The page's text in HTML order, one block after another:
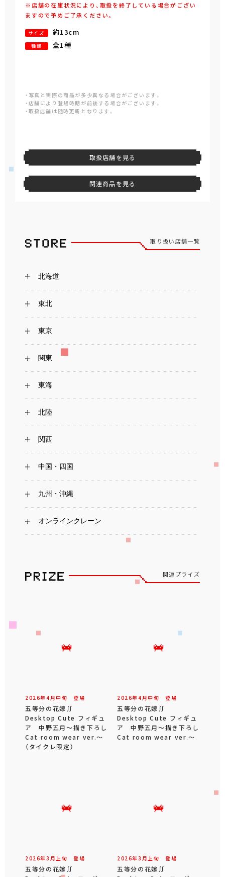
※店舗の在庫状況により、取扱を終了している場合がござい
ますので予めご了承ください。
サイズ 約13cm
種類 全1種
・写真と実際の商品が多少異なる場合がございます。
・店舗により登場時期が前後する場合がございます。
・取扱店舗は随時更新となります。
取扱店舗を見る
関連商品を見る
取り扱い店舗一覧
北海道
東北
東京
関東
東海
北陸
関西
中国・四国
九州・沖縄
オンラインクレーン
関連プライズ
2026年4 月中旬 登場
五等分の花嫁∬
Desktop Cute フィギュ
ア 中野五月～描き下ろし
Cat room wear ver.～
（タイクレ限定）
2026年4 月中旬 登場
五等分の花嫁∬
Desktop Cute フィギュ
ア 中野五月～描き下ろし
Cat room wear ver.～
2026年3 月 上旬 登場
五等分の花嫁∬
2026年3 月 上旬 登場
五等分の花嫁∬